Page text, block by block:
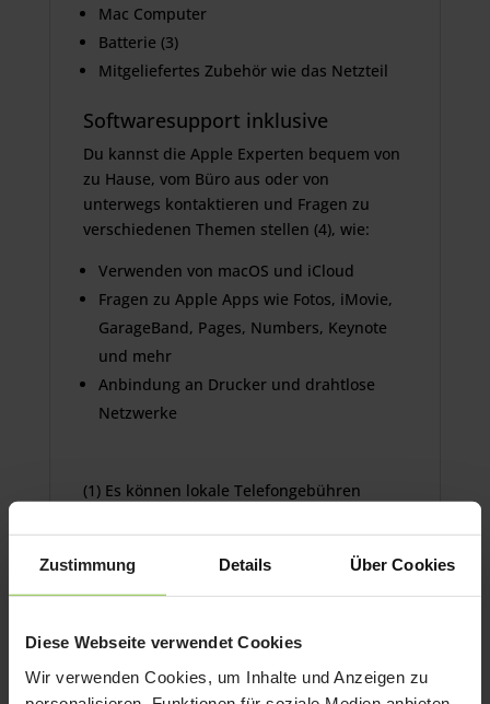
Zustimmung Details Über Cookies
Diese Webseite verwendet Cookies
Wir verwenden Cookies, um Inhalte und Anzeigen zu
Mac Computer
Batterie (3)
Mitgeliefertes Zubehör wie das Netzteil
Softwaresupport inklusive
Du kannst die Apple Experten bequem von
zu Hause, vom Büro aus oder von
unterwegs kontaktieren und Fragen zu
verschiedenen Themen stellen (4), wie:
Verwenden von macOS und iCloud
Fragen zu Apple Apps wie Fotos, iMovie,
GarageBand, Pages, Numbers, Keynote
und mehr
Anbindung an Drucker und drahtlose
Netzwerke
(1) Es können lokale Telefongebühren
Geschäftszeiten können variieren.
Änderungen sind vorbehalten.
(2) Der AppleCare+ Hardwareschutz beginnt
AppleCare+ bis zu 60 Tage nach dem Kauf
des Mac erworben wird, ist der AppleCare+
Hardwareschutz erst ab diesem Tag gültig.